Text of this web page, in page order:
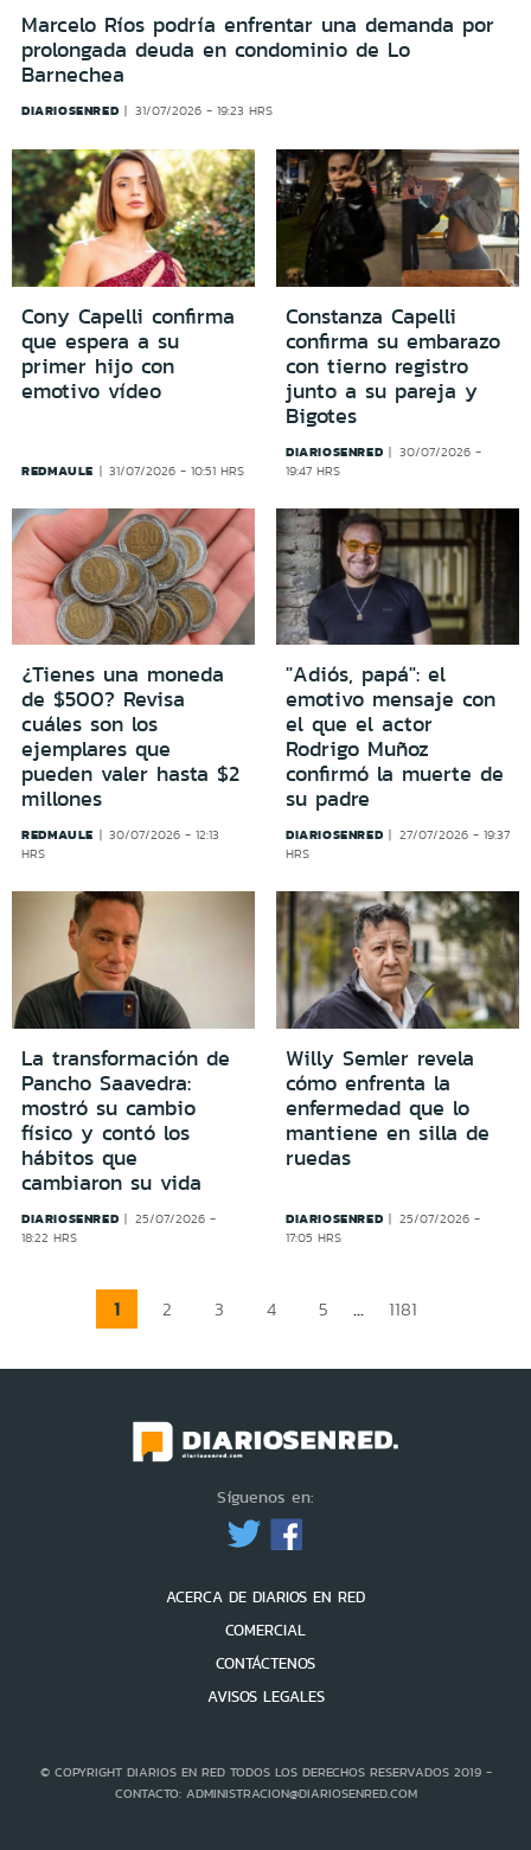
Marcelo Ríos podría enfrentar una demanda por
prolongada deuda en condominio de Lo
Barnechea
DIARIOSENRED 31/07/2026 - 19:23 HRS
Cony Capelli confirma
que espera a su
primer hijo con
emotivo vídeo
REDMAULE 31/07/2026 - 10:51 HRS
Constanza Capelli
confirma su embarazo
con tierno registro
junto a su pareja y
Bigotes
DIARIOSENRED
30/07/2026 -
19:47 HRS
¿Tienes una moneda
de $500? Revisa
cuáles son los
ejemplares que
pueden valer hasta $2
millones
REDMAULE
30/07/2026 - 12:13
HRS
"Adiós, papá": el
emotivo mensaje con
el que el actor
Rodrigo Muñoz
confirmó la muerte de
su padre
DIARIOSENRED
27/07/2026 - 19:37
HRS
La transformación de
Pancho Saavedra:
mostró su cambio
físico y contó los
hábitos que
cambiaron su vida
DIARIOSENRED
25/07/2026 -
18:22 HRS
Willy Semler revela
cómo enfrenta la
enfermedad que lo
mantiene en silla de
ruedas
DIARIOSENRED
25/07/2026 -
17:05 HRS
1 2 3 4 5 ... 1181
Síguenos en:
ACERCA DE DIARIOS EN RED
COMERCIAL
CONTÁCTENOS
AVISOS LEGALES
© COPYRIGHT DIARIOS EN RED TODOS LOS DERECHOS RESERVADOS 2019 -
CONTACTO: ADMINISTRACION@DIARIOSENRED.COM